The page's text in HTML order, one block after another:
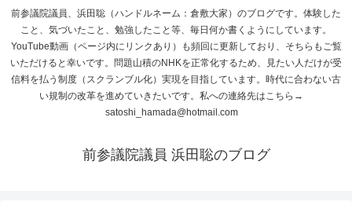
前参議院議員、浜田聡（ハンドルネーム：倉敷大家）のブログです。体験した
こと、気づいたこと、勉強したこと等、毎日何か書くようにしています。
YouTube動画（ページ内にリンクあり）も頻回に更新しており、そちらもご覧
いただけると幸いです。問題山積のNHKを正常化するため、見たい人だけが受
信料を払う制度（スクランブル化）実現を目指しています。時代に合わない古
い規制の改革を進めていきたいです。私への連絡先はこちら→
satoshi_hamada@hotmail.com
前参議院議員 浜田聡のブログ